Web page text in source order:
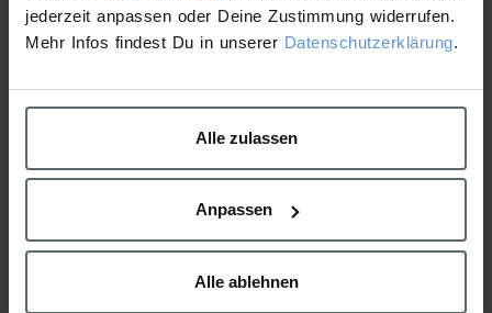
jederzeit anpassen oder Deine Zustimmung widerrufen.
Mehr Infos findest Du in unserer Datenschutzerklärung.
Alle zulassen
Anpassen
Alle ablehnen
Neben unseren hochwirksamen Produkten mit
Hightech-Wirkstoffkombinationen können je nach
Eine tiefenentspannende Massage rundet dieses
intensive Treatment ab – für eine gesunde,